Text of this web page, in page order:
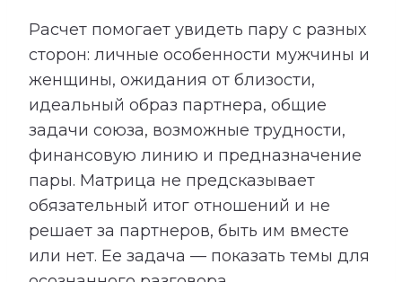
Расчет помогает увидеть пару с разных
сторон: личные особенности мужчины и
женщины, ожидания от близости,
идеальный образ партнера, общие
задачи союза, возможные трудности,
финансовую линию и предназначение
пары. Матрица не предсказывает
обязательный итог отношений и не
решает за партнеров, быть им вместе
или нет. Ее задача — показать темы для